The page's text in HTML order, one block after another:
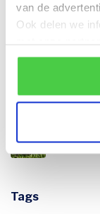
van de
Ook delen we
rekening mee
de correcte
17-04-2026
Tags